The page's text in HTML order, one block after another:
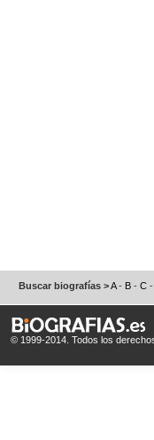
Buscar biografías >A- B - C -
© 1999-2014. Todos los